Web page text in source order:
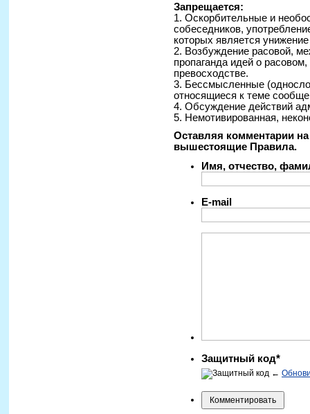
Запрещается:
1. Оскорбительные и
собеседников,
которых является
2. Возбуждение расовой,
пропаганда идей о
превосходстве.
3. Бессмысленные
относящиеся к теме
4. Обсуждение действий
5. Немотивированная,
Оставляя комментарии
вышестоящие Правила.
Имя, отчество,
E-mail
Защитный код*
←